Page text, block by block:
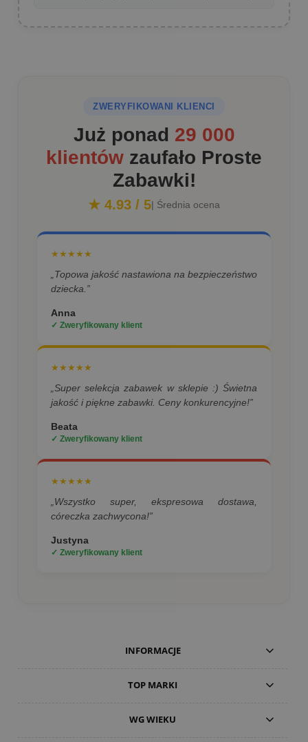
ZWERYFIKOWANI KLIENCI
Już ponad 29 000
klientów zaufało Proste
Zabawki!
★ 4.93 / 5| Średnia ocena
★★★★★
„Topowa jakość nastawiona na bezpieczeństwo
dziecka.”
Anna
✓ Zweryfikowany klient
★★★★★
„Super selekcja zabawek w sklepie :) Świetna
jakość i piękne zabawki. Ceny konkurencyjne!”
Beata
✓ Zweryfikowany klient
★★★★★
„Wszystko super, ekspresowa dostawa,
córeczka zachwycona!”
Justyna
✓ Zweryfikowany klient
INFORMACJE
TOP MARKI
WG WIEKU